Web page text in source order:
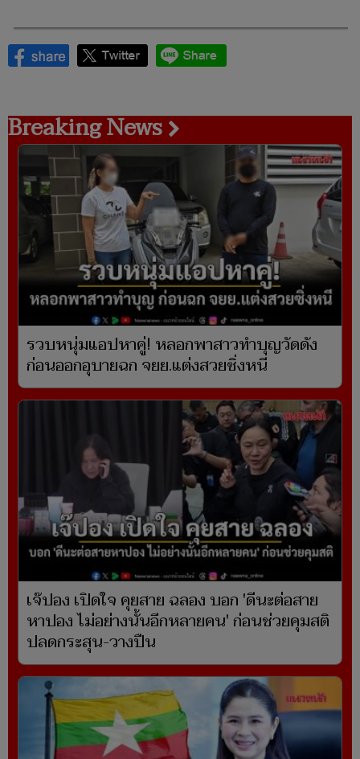
Breaking News
รวบหนุ่มแอปหาคู่! หลอกพาสาวทำบุญวัดดัง
ก่อนออกอุบายฉก จยย.แต่งสวยซิ่งหนี
เจ๊ปอง เปิดใจ คุยสาย ฉลอง บอก 'ดีนะต่อสาย
หาปอง ไม่อย่างนั้นอีกหลายคน' ก่อนช่วยคุมสติ
ปลดกระสุน-วางปืน